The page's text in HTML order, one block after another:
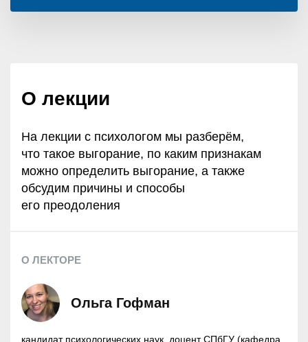
О лекции
На лекции с психологом мы разберём,
что такое выгорание, по каким признакам
можно определить выгорание, а также
обсудим причины и способы
его преодоления
О ЛЕКТОРЕ
Ольга Гофман
кандидат психологических наук, доцент СПбГУ (кафедра